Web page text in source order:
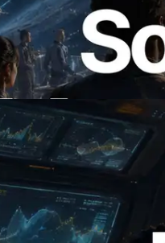
hỗ trợ x402 —
trả tiền theo nhu